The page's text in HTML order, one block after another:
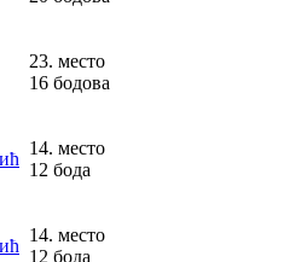
23. место
16 бодова
14. место
12 бода
14. место
12 бода